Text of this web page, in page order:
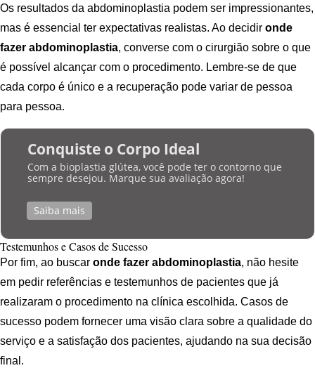
Os resultados da abdominoplastia podem ser impressionantes,
mas é essencial ter expectativas realistas. Ao decidir onde
fazer abdominoplastia, converse com o cirurgião sobre o que
é possível alcançar com o procedimento. Lembre-se de que
cada corpo é único e a recuperação pode variar de pessoa
para pessoa.
Conquiste o Corpo Ideal
Com a bioplastia glútea, você pode ter o contorno que
sempre desejou. Marque sua avaliação agora!
Saiba mais
Testemunhos e Casos de Sucesso
Por fim, ao buscar onde fazer abdominoplastia, não hesite
em pedir referências e testemunhos de pacientes que já
realizaram o procedimento na clínica escolhida. Casos de
sucesso podem fornecer uma visão clara sobre a qualidade do
serviço e a satisfação dos pacientes, ajudando na sua decisão
final.